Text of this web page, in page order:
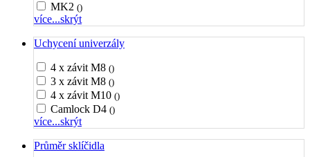
MK2 ()
více...skrýt
Uchycení univerzály
4 x závit M8 ()
3 x závit M8 ()
4 x závit M10 ()
Camlock D4 ()
více...skrýt
Průměr sklíčidla